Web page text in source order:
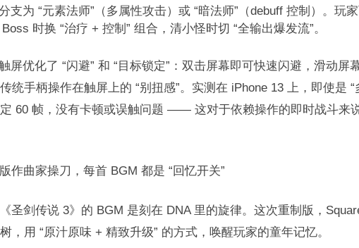
支为 “元素法师”（多属性攻击）或 “暗法师”（debuff 控制）。玩
时换 “治疗 + 控制” 组合，清小怪时切 “全输出爆发流”。​
屏优化了 “闪避” 和 “目标锁定”：双击屏幕即可快速闪避，滑动屏
统手柄操作在触屏上的 “别扭感”。实测在 iPhone 13 上，即使是 “
60 帧，没有卡顿或误触问题 —— 这对于依赖操作的即时战斗来
作曲家操刀，每首 BGM 都是 “回忆开关”​
圣剑传说 3》的 BGM 是刻在 DNA 里的旋律。这次重制版，
，用 “原汁原味 + 精致升级” 的方式，唤醒玩家的童年记忆。​